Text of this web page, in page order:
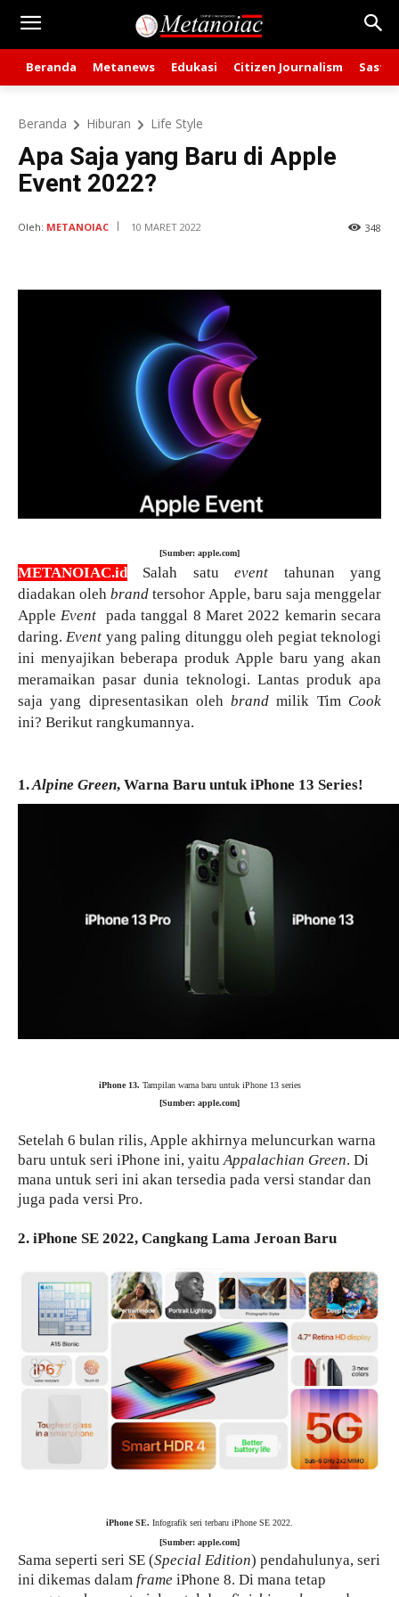
Beranda Metanews Edukasi Citizen Journalism Sastra
Beranda Hiburan Life Style
Apa Saja yang Baru di Apple
Event 2022?
348
Oleh: METANOIAC 10 MARET 2022
[Sumber: apple.com]
METANOIAC.id Salah satu event tahunan yang
diadakan oleh brand tersohor Apple, baru saja menggelar
Apple Event pada tanggal 8 Maret 2022 kemarin secara
daring. Event yang paling ditunggu oleh pegiat teknologi
ini menyajikan beberapa produk Apple baru yang akan
meramaikan pasar dunia teknologi. Lantas produk apa
saja yang dipresentasikan oleh brand milik Tim Cook
ini? Berikut rangkumannya.
1. Alpine Green, Warna Baru untuk iPhone 13 Series!
iPhone 13. Tampilan warna baru untuk iPhone 13 series
[Sumber: apple.com]
Setelah 6 bulan rilis, Apple akhirnya meluncurkan warna
baru untuk seri iPhone ini, yaituAppalachian Green. Di
mana untuk seri ini akan tersedia pada versi standar dan
juga pada versi Pro.
2. iPhone SE 2022, Cangkang Lama Jeroan Baru
iPhone SE. Infografik seri terbaru iPhone SE 2022.
[Sumber: apple.com]
Sama seperti seri SE (Special Edition) pendahulunya, seri
ini dikemas dalam frame iPhone 8. Di mana tetap